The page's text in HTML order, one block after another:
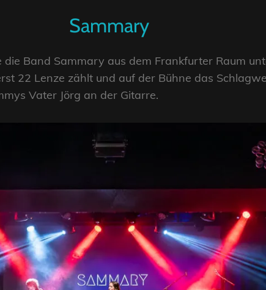
Sammary
Band Sammary aus dem Frankfurter Raum
22 Lenze zählt und auf der Bühne das
Vater Jörg an der Gitarre.